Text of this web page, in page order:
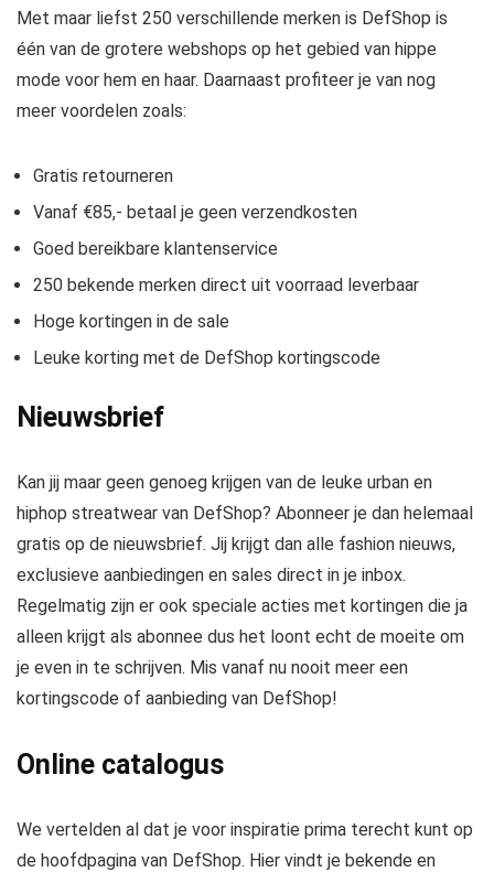
Met maar liefst 250 verschillende merken is DefShop is
één van de grotere webshops op het gebied van hippe
mode voor hem en haar. Daarnaast profiteer je van nog
meer voordelen zoals:
Gratis retourneren
Vanaf €85,- betaal je geen verzendkosten
Goed bereikbare klantenservice
250 bekende merken direct uit voorraad leverbaar
Hoge kortingen in de sale
Leuke korting met de DefShop kortingscode
Nieuwsbrief
Kan jij maar geen genoeg krijgen van de leuke urban en
hiphop streatwear van DefShop? Abonneer je dan helemaal
gratis op de nieuwsbrief. Jij krijgt dan alle fashion nieuws,
exclusieve aanbiedingen en sales direct in je inbox.
Regelmatig zijn er ook speciale acties met kortingen die ja
alleen krijgt als abonnee dus het loont echt de moeite om
je even in te schrijven. Mis vanaf nu nooit meer een
kortingscode of aanbieding van DefShop!
Online catalogus
We vertelden al dat je voor inspiratie prima terecht kunt op
de hoofdpagina van DefShop. Hier vindt je bekende en